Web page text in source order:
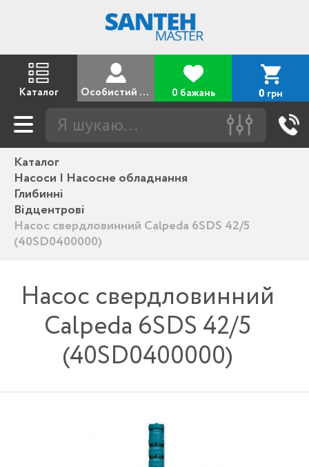
Каталог Особистий кабінет 0 бажань 0 грн
Каталог
Насоси | Насосне обладнання
Глибинні
Відцентрові
Насос свердловинний Calpeda 6SDS 42/5
(40SD0400000)
Насос свердловинний
Calpeda 6SDS 42/5
(40SD0400000)